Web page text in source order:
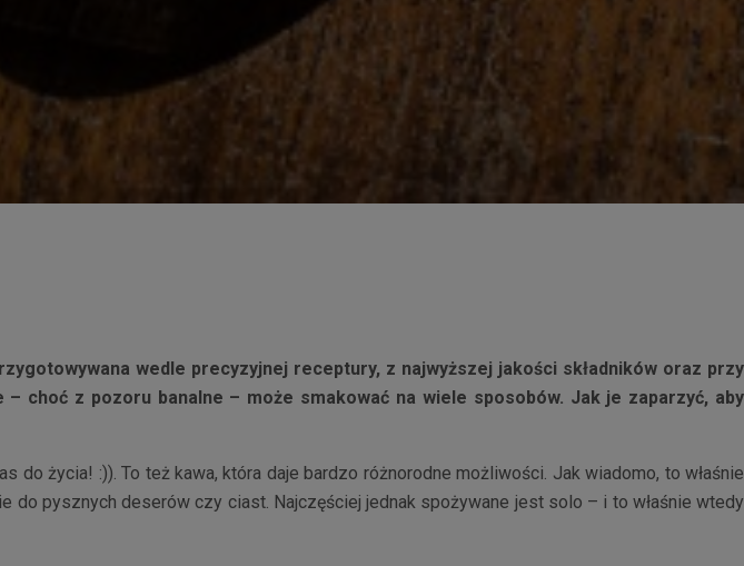
wedle precyzyjnej receptury, z najwyższej jakości składników oraz przy
choć z pozoru banalne – może smakować na wiele sposobów. Jak je zaparzyć, aby
życia! :)). To też kawa, która daje bardzo różnorodne możliwości. Jak wiadomo, to właśnie
do pysznych deserów czy ciast. Najczęściej jednak spożywane jest solo – i to właśnie wtedy